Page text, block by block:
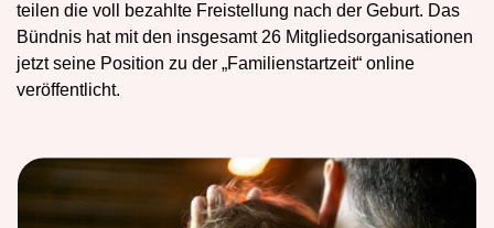
teilen die voll bezahlte Freistellung nach der Geburt. Das
Bündnis hat mit den insgesamt 26 Mitgliedsorganisationen
jetzt seine Position zu der „Familienstartzeit“ online
veröffentlicht.